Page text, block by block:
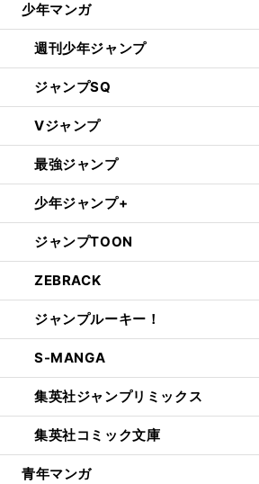
少年マンガ
週刊少年ジャンプ
ジャンプSQ
Vジャンプ
最強ジャンプ
少年ジャンプ+
ジャンプTOON
ZEBRACK
ジャンプルーキー！
S-MANGA
集英社ジャンプリミックス
集英社コミック文庫
青年マンガ